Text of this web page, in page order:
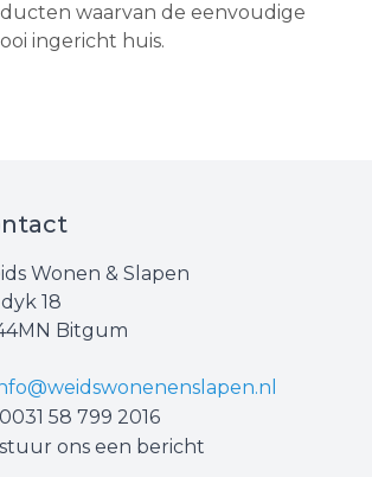
waarvan de eenvoudige
ingericht huis.
Wonen & Slapen
18
Bitgum
0031 ‪58 799 2016‬
stuur ons een bericht